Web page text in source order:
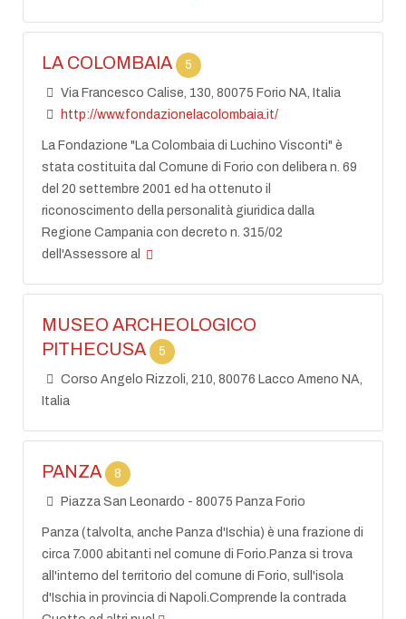
LA COLOMBAIA 5
Via Francesco Calise, 130, 80075 Forio NA, Italia
http://www.fondazionelacolombaia.it/
La Fondazione "La Colombaia di Luchino Visconti" è
stata costituita dal Comune di Forio con delibera n. 69
del 20 settembre 2001 ed ha ottenuto il
riconoscimento della personalità giuridica dalla
Regione Campania con decreto n. 315/02
dell'Assessore al
MUSEO ARCHEOLOGICO
PITHECUSA
5
Corso Angelo Rizzoli, 210, 80076 Lacco Ameno NA,
Italia
PANZA 8
Piazza San Leonardo - 80075 Panza Forio
Panza (talvolta, anche Panza d'Ischia) è una frazione di
circa 7.000 abitanti nel comune di Forio.Panza si trova
all'interno del territorio del comune di Forio, sull'isola
d'Ischia in provincia di Napoli.Comprende la contrada